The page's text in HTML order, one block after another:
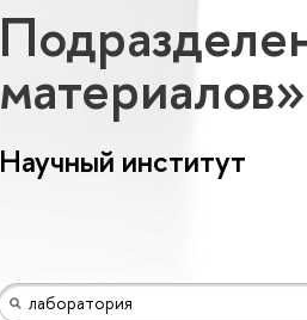
материалов»
Научный институт